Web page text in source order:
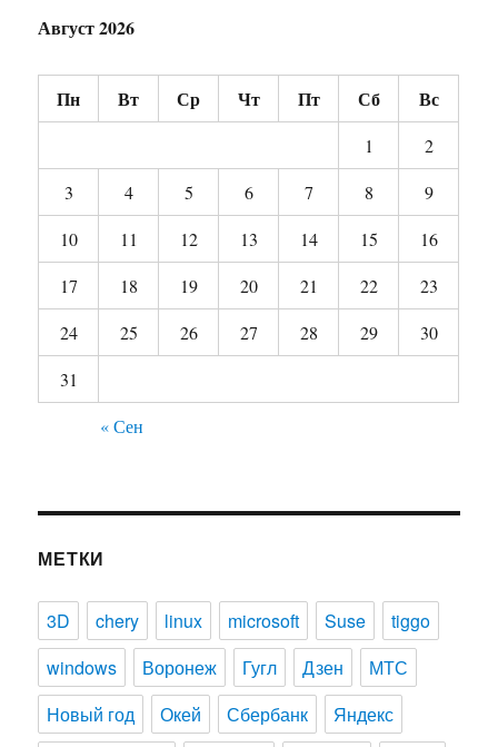
Август 2026
Пн Вт Ср Чт Пт Сб Вс
1
2
3
4 5 6 7 8
9
10
11 12 13 14 15
16
17
18 19 20 21 22
23
24
25 26 27 28 29
30
31
« Сен
МЕТКИ
3D chery linux microsoft Suse
tiggo
windows
Воронеж Гугл Дзен
МТС
Новый год
Окей Сбербанк
Яндекс